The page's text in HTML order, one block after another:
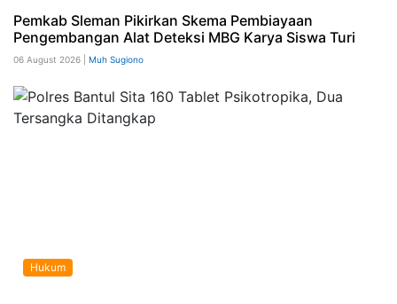
Pemkab Sleman Pikirkan Skema Pembiayaan
Pengembangan Alat Deteksi MBG Karya Siswa Turi
06 August 2026 | Muh Sugiono
Hukum